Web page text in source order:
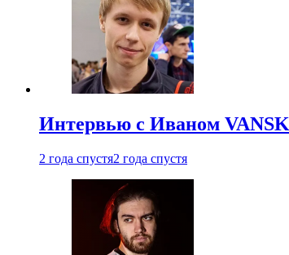
Интервью с Иваном
2 года спустя2 года спустя